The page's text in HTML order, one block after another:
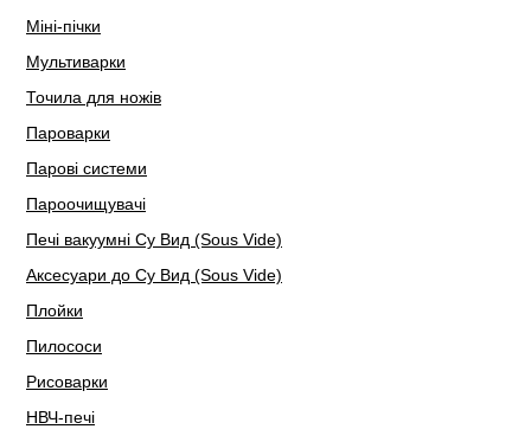
Міні-пічки
Мультиварки
Точила для ножів
Пароварки
Парові системи
Пароочищувачі
Печі вакуумні Су Вид (Sous Vide)
Аксесуари до Су Вид (Sous Vide)
Плойки
Пилососи
Рисоварки
НВЧ-печі